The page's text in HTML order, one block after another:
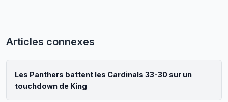
Articles connexes
Les Panthers battent les Cardinals 33-30 sur un
touchdown de King